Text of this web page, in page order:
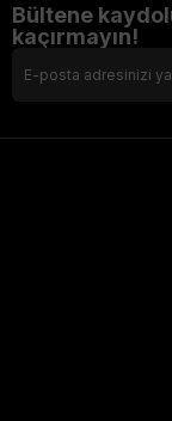
Bültene
kaçırmayın!